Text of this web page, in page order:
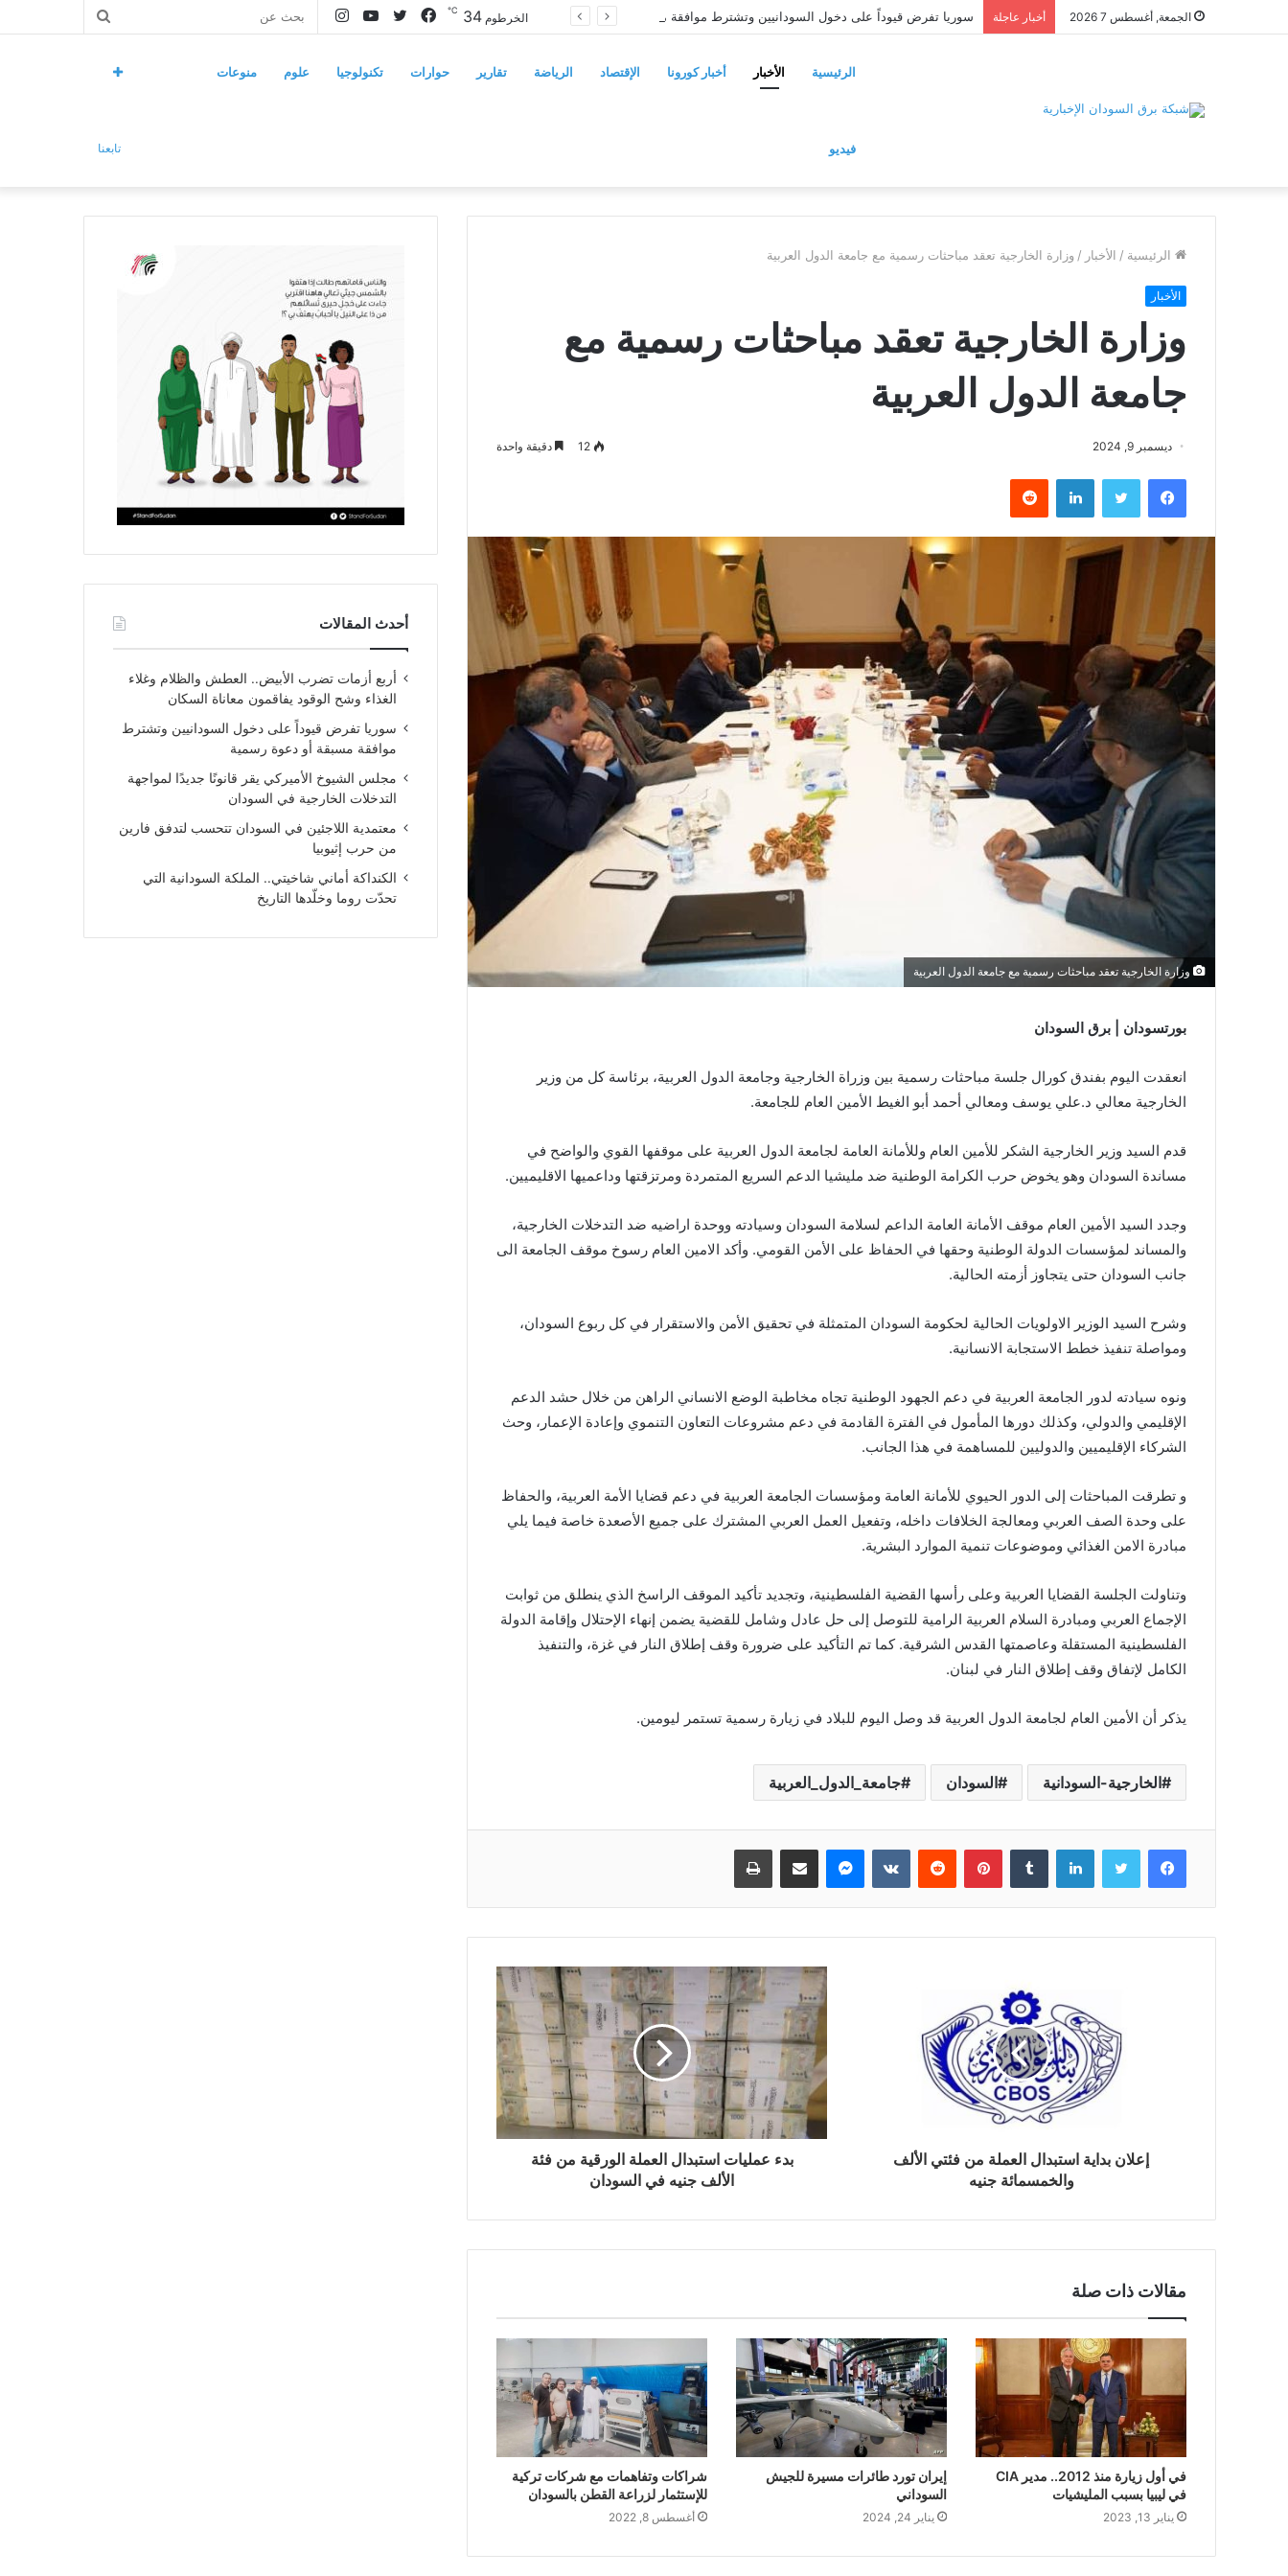
الجمعة, أغسطس 7 2026 أخبار عاجلة
بحث
انستقراميوتيوبتويتر
فيسبوك الخرطوم 34
℃
الرئيسية الأخبار أخبار كورونا الإقتصاد الرياضة تقارير حوارات تكنولوجيا علوم منوعات
فيديو تابعنا
الرئيسية / الأخبار / وزارة الخارجية تعقد مباحثات رسمية مع جامعة الدول العربية
الأخبار
وزارة الخارجية تعقد مباحثات رسمية مع
جامعة الدول العربية
ديسمبر 9, 2024 12 دقيقة واحدة
فيسبوك تويتر لينكدإن
وزارة الخارجية تعقد مباحثات رسمية مع جامعة الدول العربية
بورتسودان | برق السودان
انعقدت اليوم بفندق كورال جلسة مباحثات رسمية بين وزراة الخارجية وجامعة الدول العربية، برئاسة كل من وزير
الخارجية معالي د.علي يوسف ومعالي أحمد أبو الغيط الأمين العام للجامعة.
قدم السيد وزير الخارجية الشكر للأمين العام وللأمانة العامة لجامعة الدول العربية على موقفھا القوي والواضح في
مساندة السودان وھو يخوض حرب الكرامة الوطنية ضد مليشيا الدعم السريع المتمردة ومرتزقتھا وداعميھا الاقليميين.
وجدد السيد الأمين العام موقف الأمانة العامة الداعم لسلامة السودان وسيادته ووحدة اراضيه ضد التدخلات الخارجية،
والمساند لمؤسسات الدولة الوطنية وحقھا في الحفاظ على الأمن القومي. وأكد الامين العام رسوخ موقف الجامعة الى
جانب السودان حتى يتجاوز أزمته الحالية.
وشرح السيد الوزير الاولويات الحالية لحكومة السودان المتمثلة في تحقيق الأمن والاستقرار في كل ربوع السودان،
ومواصلة تنفيذ خطط الاستجابة الانسانية.
ونوه سيادته لدور الجامعة العربية في دعم الجھود الوطنية تجاه مخاطبة الوضع الانساني الراھن من خلال حشد الدعم
الإقليمي والدولي، وكذلك دورھا المأمول في الفترة القادمة في دعم مشروعات التعاون التنموي وإعادة الإعمار، وحث
الشركاء الإقليميين والدوليين للمساھمة في ھذا الجانب.
و تطرقت المباحثات إلى الدور الحيوي للأمانة العامة ومؤسسات الجامعة العربية في دعم قضايا الأمة العربية، والحفاظ
على وحدة الصف العربي ومعالجة الخلافات داخله، وتفعيل العمل العربي المشترك على جميع الأصعدة خاصة فيما يلي
مبادرة الامن الغذائي وموضوعات تنمية الموارد البشرية.
وتناولت الجلسة القضايا العربية وعلى رأسھا القضية الفلسطينية، وتجديد تأكيد الموقف الراسخ الذي ينطلق من ثوابت
الإجماع العربي ومبادرة السلام العربية الرامية للتوصل إلى حل عادل وشامل للقضية يضمن إنھاء الإحتلال وإقامة الدولة
الفلسطينية المستقلة وعاصمتھا القدس الشرقية. كما تم التأكيد على ضرورة وقف إطلاق النار في غزة، والتنفيذ
الكامل لإتفاق وقف إطلاق النار في لبنان.
يذكر أن الأمين العام لجامعة الدول العربية قد وصل اليوم للبلاد في زيارة رسمية تستمر ليومين.
الخارجية-السودانية السودان جامعة_الدول_العربية
فيسبوك تويتر لينكدإن بينتيريست ماسنجر مشاركة عبر البريد طباعة
إعلان بداية استبدال العملة من فئتي الألف
والخمسمائة جنيه
بدء عمليات استبدال العملة الورقية من فئة
الألف جنيه في السودان
مقالات ذات صلة
في أول زيارة منذ 2012.. مدير CIA
في ليبيا بسبب المليشيات
يناير 13, 2023
إيران تورد طائرات مسيرة للجيش
السوداني
يناير 24, 2024
شراكات وتفاهمات مع شركات تركية
للإستثمار لزراعة القطن بالسودان
أغسطس 8, 2022
أحدث المقالات
أربع أزمات تضرب الأبيض.. العطش والظلام وغلاء
الغذاء وشح الوقود يفاقمون معاناة السكان
سوريا تفرض قيوداً على دخول السودانيين وتشترط
موافقة مسبقة أو دعوة رسمية
مجلس الشيوخ الأميركي يقر قانونًا جديدًا لمواجهة
التدخلات الخارجية في السودان
معتمدية اللاجئين في السودان تتحسب لتدفق فارين
من حرب إثيوبيا
الكنداكة أماني شاخيتي.. الملكة السودانية التي
تحدّت روما وخلّدها التاريخ